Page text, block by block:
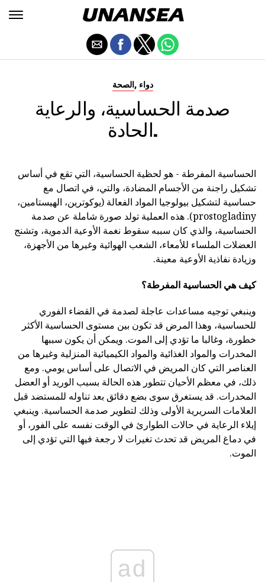
الصحة , دواء
صدمة الحساسية، والرعاية
الحادة.
الحساسية المفرطة - هو لحظية الحساسية، التي تقع في أساس
تشكيل راجنة من الأجسام المضادة، والتي، في اتصال مع
حساسية لتشكيل بيولوجيا المواد الفعالة (يوكوترين، الهيستامين،
prostogladiny). هذه العملية تولد صورة شاملة عن صدمة
الحساسية، والذي كان سببه سقوط نغمة الأوعية الدموية، وتشنج
العضلات الملساء للأمعاء، الشعب الهوائية وغيرها من الأجهزة،
وزيادة نفاذية الأوعية معينة.
كيف هي الحساسية المفرطة؟
وينبغي توجيه مساعدات عاجلة لصدمة في القضاء الفوري
للحساسية، وهذا المرض قد تكون بين مستوى الحساسية الأكثر
خطورة، وغالبا ما تؤدي إلى الموت. ويمكن أن يكون سببها
المخدرات والمواد الغذائية والمواد الكيميائية المنزلية وغيرها من
العناصر التي كان المريض في الاتصال على أساس يومي. ومع
ذلك، في معظم الأحيان تتطور هذه الحالة بسبب الوريد أو العضل
المخدرات. قد يستغرق سوى بضع دقائق بعد تناوله للمستضد قبل
العلامات السريرية الأولى وذلك لتطوير صدمة الحساسية. وينبغي
إيلاء الرعاية في حالات الطوارئ في الوقت نفسه على الفور، أو
في دماغ المريض قد تحدث تغيرات لا رجعة فيها التي تؤدي إلى
الموت.
ad